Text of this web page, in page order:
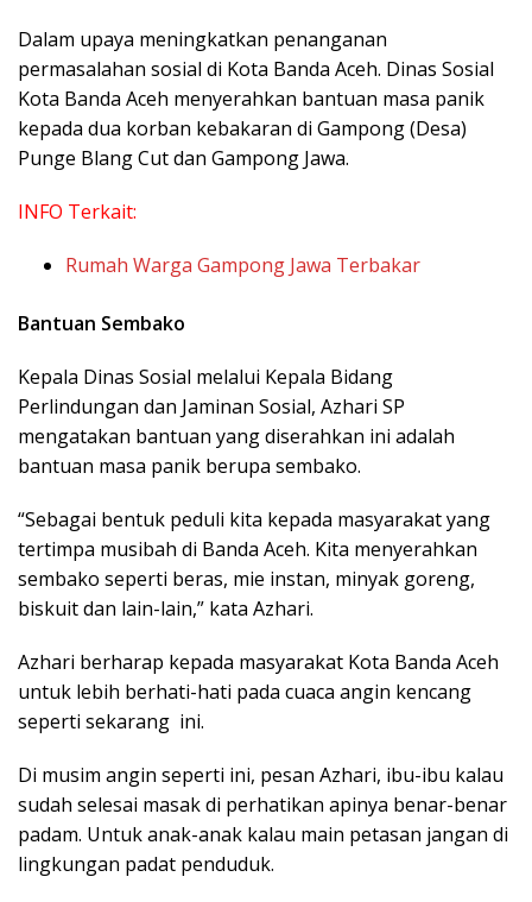
Dalam upaya meningkatkan penanganan
permasalahan sosial di Kota Banda Aceh. Dinas Sosial
Kota Banda Aceh menyerahkan bantuan masa panik
kepada dua korban kebakaran di Gampong (Desa)
Punge Blang Cut dan Gampong Jawa.
INFO Terkait:
Rumah Warga Gampong Jawa Terbakar
Bantuan Sembako
Kepala Dinas Sosial melalui Kepala Bidang
Perlindungan dan Jaminan Sosial, Azhari SP
mengatakan bantuan yang diserahkan ini adalah
bantuan masa panik berupa sembako.
“Sebagai bentuk peduli kita kepada masyarakat yang
tertimpa musibah di Banda Aceh. Kita menyerahkan
sembako seperti beras, mie instan, minyak goreng,
biskuit dan lain-lain,” kata Azhari.
Azhari berharap kepada masyarakat Kota Banda Aceh
untuk lebih berhati-hati pada cuaca angin kencang
seperti sekarang ini.
Di musim angin seperti ini, pesan Azhari, ibu-ibu kalau
sudah selesai masak di perhatikan apinya benar-benar
padam. Untuk anak-anak kalau main petasan jangan di
lingkungan padat penduduk.